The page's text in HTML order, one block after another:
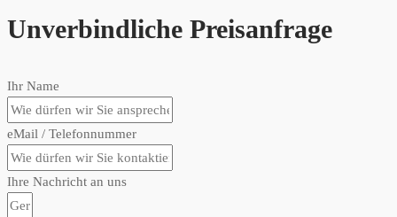
Weiter einkaufen
Unverbindliche Preisanfrage
Ihr Name